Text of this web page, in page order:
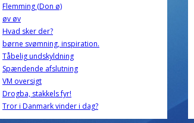
Flemming (Don ø)
øv øv
Hvad sker der?
børne svømning, inspiration.
Tåbelig undskyldning
Spændende afslutning
VM oversigt
Drogba, stakkels fyr!
Tror i Danmark vinder i dag?